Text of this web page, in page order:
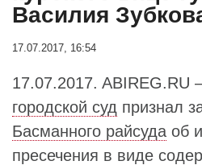
Василия
17.07.2017, 16:54
17.07.2017. ABIREG.RU
городской суд признал
Басманного райсуда об
пресечения в виде